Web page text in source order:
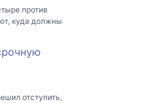
против
куда должны
отступить,